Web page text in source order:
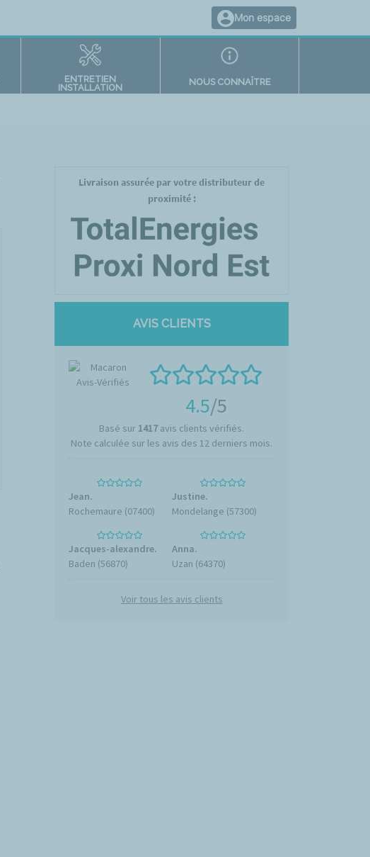
Mon espace
ENTRETIEN
INSTALLATION
NOUS CONNAÎTRE
Livraison assurée par votre distributeur de
proximité :
AVIS CLIENTS
4.5/5
Basé sur 1417avis clients vérifiés.
Note calculée sur les avis des 12 derniers mois.
Jean.
Rochemaure (07400)
Justine.
Mondelange (57300)
Jacques-alexandre.
Baden (56870)
Anna.
Uzan (64370)
Voir tous les avis clients